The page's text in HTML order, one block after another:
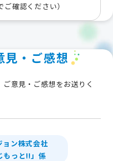
ご確認ください）
見・ご感想
意見・ご感想をお送りく
ョン株式会社
もっと!!」係